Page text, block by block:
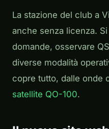
La stazione del club a
anche senza licenza.
domande, osservare
diverse modalità
copre tutto, dalle onde
satellite QO-100.